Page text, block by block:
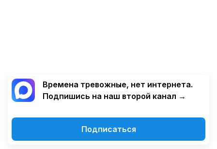
Времена тревожные, нет интернета.
Подпишись на наш второй канал →
Подписаться